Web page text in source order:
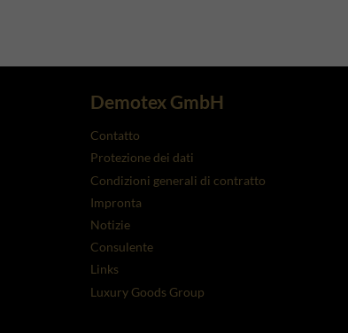
Demotex GmbH
Contatto
Protezione dei dati
Condizioni generali di contratto
Impronta
Notizie
Consulente
Links
Luxury Goods Group